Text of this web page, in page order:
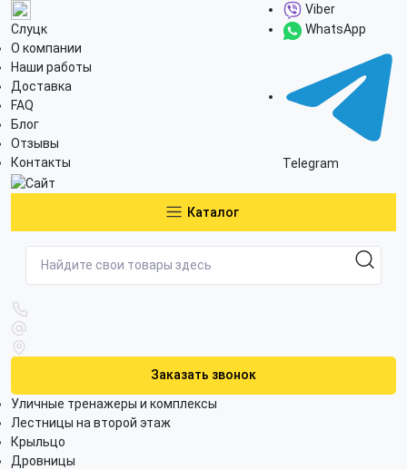
Слуцк
О компании
Наши работы
Доставка
FAQ
Блог
Отзывы
Контакты
Viber
WhatsApp
Telegram
Каталог
Заказать звонок
Уличные тренажеры и комплексы
Лестницы на второй этаж
Крыльцо
Дровницы